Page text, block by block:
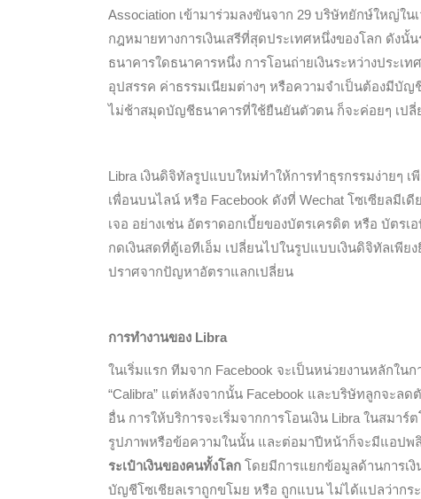
Association เข้ามาร่วมลงขันจาก 29 บริษัทยักษ์ใหญ่ใ
กฎหมายทางการเงินเสรีที่สุดประเทศหนึ่งของโลก ดัง
ธนาคารใดธนาคารหนึ่ง การโอนถ่ายเงินระหว่างประ
อุปสรรค ค่าธรรมเนียมต่างๆ หรือความจำเป็นต้องมีบั
ไม่ช้าสมุดบัญชีธนาคารที่ใช้ยืนยันตัวตน ก็จะค่อยๆ เป
Libra เงินดิจิทัลรูปแบบใหม่ทำให้การทำธุรกรรมง่ายๆ
เพื่อนบนไลน์ หรือ Facebook ดังที่ Wechat โซเซียลมี
เจอ อย่างเช่น อัตราดอกเบี้ยของบัตรเครดิต หรือ บัตร
กดเงินสดที่ตู้เอทีเอ็ม เปลี่ยนไปในรูปแบบเงินดิจิทัลเพี
ปราศจากปัญหาอัตราแลกเปลี่ยน
การทำงานของ Libra
ในเริ่มแรก ทีมจาก Facebook จะเป็นหน่วยงานหลักใ
“Calibra” แต่หลังจากนั้น Facebook และบริษัทลูกจะล
อื่น การให้บริการจะเริ่มจากการโอนเงิน Libra ในสมา
รูปภาพหรือข้อความในนั้น และต่อมาปีหน้าก็จะมีแอปพลิ
ระเป๋าเงินของคนทั้งโลก โดยมีการแยกข้อมูลด้านการเ
บัญชีโซเชียลเราถูกขโมย หรือ ถูกแบน ไม่ได้แปลว่ากร